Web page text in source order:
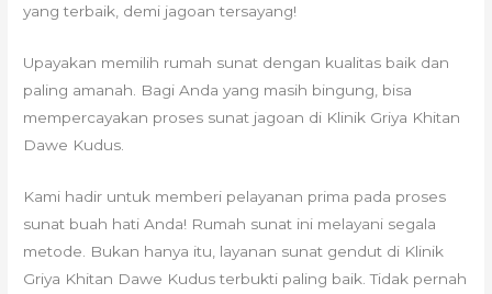
yang terbaik, demi jagoan tersayang!
Upayakan memilih rumah sunat dengan kualitas baik dan
paling amanah. Bagi Anda yang masih bingung, bisa
mempercayakan proses sunat jagoan di Klinik Griya Khitan
Dawe Kudus.
Kami hadir untuk memberi pelayanan prima pada proses
sunat buah hati Anda! Rumah sunat ini melayani segala
metode. Bukan hanya itu, layanan sunat gendut di Klinik
Griya Khitan Dawe Kudus terbukti paling baik. Tidak pernah